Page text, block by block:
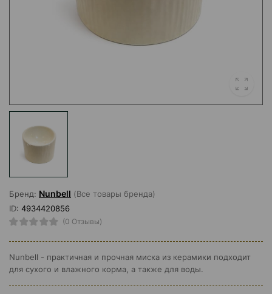
Бренд: Nunbell (Все товары бренда)
ID: 4934420856
(0 Отзывы)
Nunbell - практичная и прочная миска из керамики подходит
для сухого и влажного корма, а также для воды.